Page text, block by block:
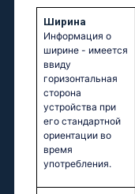
Ширина
Информация о
ширине - имеется
ввиду
горизонтальная
сторона
устройства при
его стандартной
ориентации во
время
употребления.